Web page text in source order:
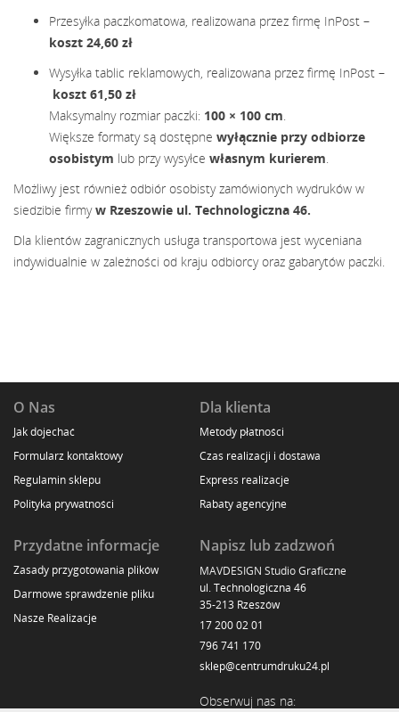
Przesyłka paczkomatowa, realizowana przez firmę InPost –
koszt 24,60 zł
Wysyłka tablic reklamowych, realizowana przez firmę InPost –
koszt 61,50 zł
Maksymalny rozmiar paczki: 100 × 100 cm.
Większe formaty są dostępne wyłącznie przy odbiorze
osobistym lub przy wysyłce własnym kurierem.
Możliwy jest również odbiór osobisty zamówionych wydruków w
siedzibie firmyw Rzeszowie ul. Technologiczna 46.
Dla klientów zagranicznych usługa transportowa jest wyceniana
indywidualnie w zależności od kraju odbiorcy oraz gabarytów paczki.
O Nas
Jak dojechać
Formularz kontaktowy
Regulamin sklepu
Polityka prywatności
Dla klienta
Metody płatności
Czas realizacji i dostawa
Express realizacje
Rabaty agencyjne
Przydatne informacje
Zasady przygotowania plików
Darmowe sprawdzenie pliku
Nasze Realizacje
Napisz lub zadzwoń
MAVDESIGN Studio Graficzne
ul. Technologiczna 46
35-213 Rzeszów
17 200 02 01
796 741 170
sklep@centrumdruku24.pl
Obserwuj nas na: